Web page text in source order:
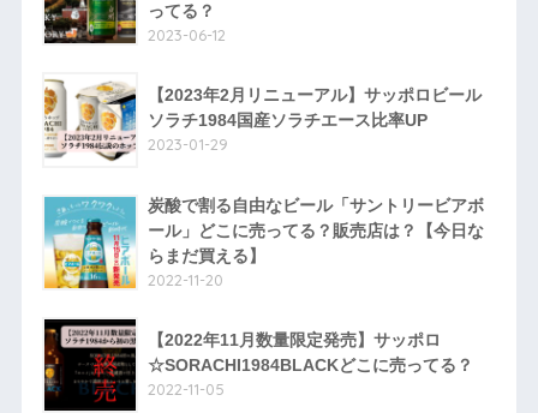
ってる？
2023-06-12
【2023年2月リニューアル】サッポロビール
ソラチ1984国産ソラチエース比率UP
2023-01-29
炭酸で割る自由なビール「サントリービアボ
ール」どこに売ってる？販売店は？【今日な
らまだ買える】
2022-11-20
【2022年11月数量限定発売】サッポロ
☆SORACHI1984BLACKどこに売ってる？
2022-11-05